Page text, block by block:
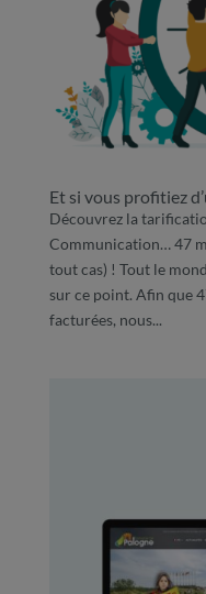
Et si vous profitiez
Découvrez la
Communication… 47
tout cas) ! Tout le
sur ce point. Afin que
facturées, nous...